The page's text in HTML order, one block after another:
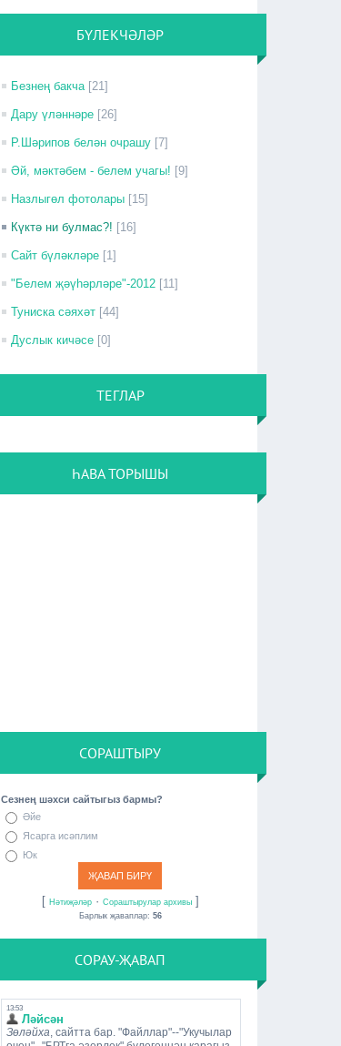
БҮЛЕКЧӘЛӘР
Безнең бакча [21]
Дару үләннәре [26]
Р.Шәрипов белән очрашу [7]
Әй, мәктәбем - белем учагы! [9]
Назлыгөл фотолары [15]
Күктә ни булмас?! [16]
Сайт бүләкләре [1]
"Белем җәүһәрләре"-2012 [11]
Туниска сәяхәт [44]
Дуслык кичәсе [0]
ТЕГЛАР
ҺАВА ТОРЫШЫ
СОРАШТЫРУ
Сезнең шәхси сайтыгыз бармы?
Әйе
Ясарга исәплим
Юк
[ Нәтиҗәләр· Сораштырулар архивы]
Барлык җаваплар: 56
СОРАУ-ҖАВАП